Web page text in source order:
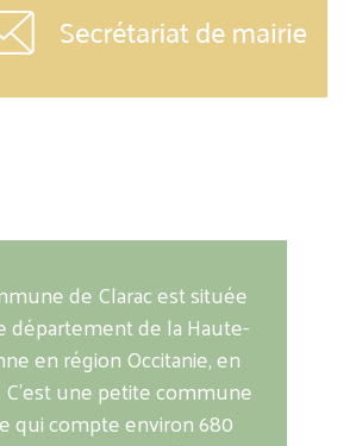
de Clarac est située
département de la Haute-
en région Occitanie, en
C'est une petite commune
qui compte environ 680